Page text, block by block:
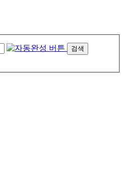
검색